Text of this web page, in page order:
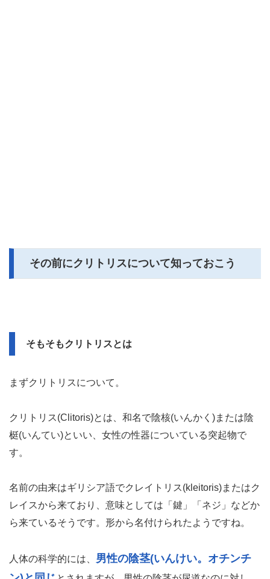
その前にクリトリスについて知っておこう
そもそもクリトリスとは
まずクリトリスについて。
クリトリス(Clitoris)とは、和名で陰核(いんかく)または陰
梃(いんてい)といい、女性の性器についている突起物で
す。
名前の由来はギリシア語でクレイトリス(kleitoris)またはク
レイスから来ており、意味としては「鍵」「ネジ」などか
ら来ているそうです。形から名付けられたようですね。
人体の科学的には、 男性の陰茎(いんけい。オチンチ